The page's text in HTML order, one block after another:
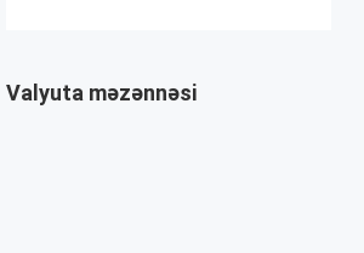
Valyuta məzənnəsi